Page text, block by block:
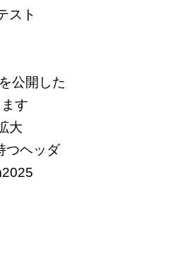
スト
公開した
す
大
つヘッダ